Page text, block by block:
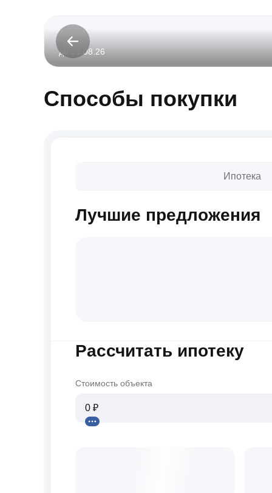
до 31.08.26
Способы покупки
Ипотека
Лучшие предложения
Рассчитать ипотеку
Стоимость объекта